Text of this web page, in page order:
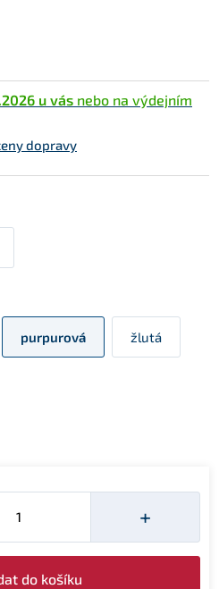
u vás nebo na výdejním
dopravy
purpurová žlutá
Množství
+
do košíku